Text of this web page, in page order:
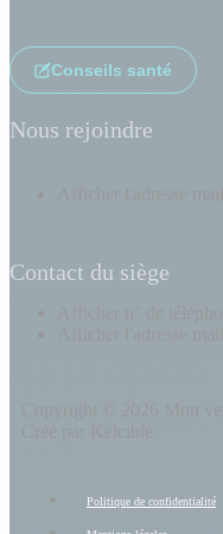
Conseils santé
Nous rejoindre
Contact du siège
Politique de confidentialité